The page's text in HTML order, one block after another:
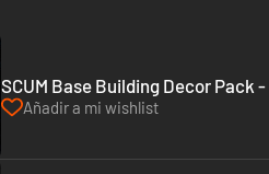
SCUM Base Building Decor Pack
Añadir a mi wishlist